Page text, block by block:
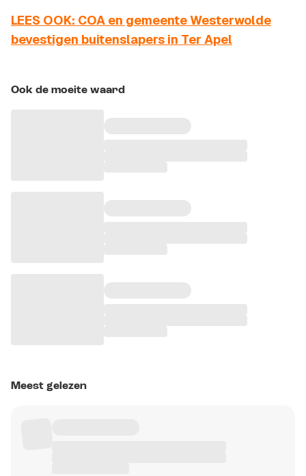
LEES OOK: COA en gemeente Westerwolde
bevestigen buitenslapers in Ter Apel
Ook de moeite waard
Meest gelezen